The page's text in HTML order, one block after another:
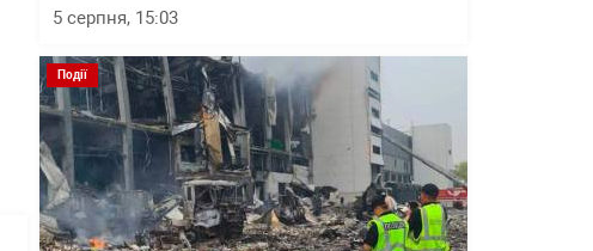
5 серпня, 15:03
Події